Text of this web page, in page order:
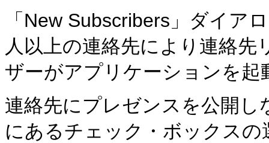
「New Subscribers」ダイア
人以上の連絡先により連絡
ザーがアプリケーションを
連絡先にプレゼンスを公開し
にあるチェック・ボックス